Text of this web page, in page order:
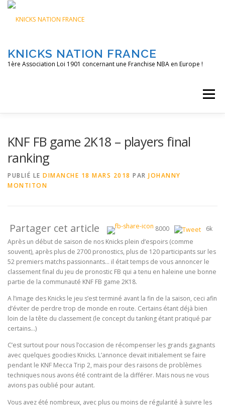
Aller
contenu
KNICKS NATION FRANCE
1ère Association Loi 1901 concernant une Franchise NBA en Europe !
Menu
KNF FB game 2K18 – players final
ranking
PUBLIÉ LE DIMANCHE 18 MARS 2018 PAR JOHANNY
MONTITON
Partager cet article 8000
6k
Après un début de saison de nos Knicks plein d’espoirs (comme
souvent), après plus de 2700 pronostics, plus de 120 participants sur les
52 premiers matchs passionnants… il était temps de vous annoncer le
classement final du jeu de pronostic FB qui a tenu en haleine une bonne
partie de la communauté KNF FB game 2K18.
A l’image des Knicks le jeu s’est terminé avant la fin de la saison, ceci afin
d’éviter de perdre trop de monde en route. Certains étant déjà bien
loin de la tête du classement (le concept du tanking étant pratiqué par
certains…)
C’est surtout pour nous l’occasion de récompenser les grands gagnants
avec quelques goodies Knicks. L’annonce devait initialement se faire
pendant le KNF Mecca Trip 2, mais pour des raisons de problèmes
techniques nous avons été contraint de la différer. Mais nous ne vous
avions pas oublié pour autant.
Vous avez été nombreux, avec plus ou moins de régularité à suivre les